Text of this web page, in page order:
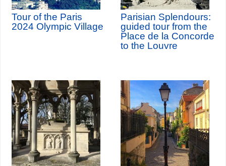
Tour of the Paris
2024 Olympic Village
Parisian Splendours:
guided tour from the
Place de la Concorde
to the Louvre